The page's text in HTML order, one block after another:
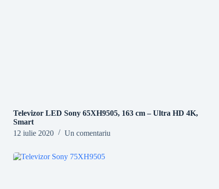
Televizor LED Sony 65XH9505, 163 cm – Ultra HD 4K,
Smart
12 iulie 2020
Un comentariu